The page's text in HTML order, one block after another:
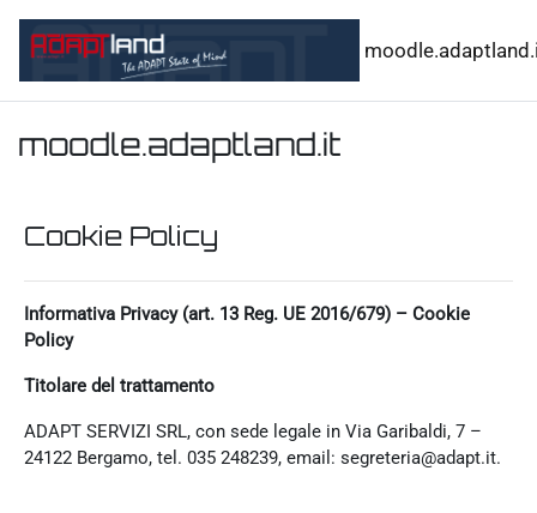
moodle.adaptland.it
Cookie Policy
Informativa Privacy (art. 13 Reg. UE 2016/679) – Cookie
Policy
Titolare del trattamento
ADAPT SERVIZI SRL, con sede legale in Via Garibaldi, 7 –
24122 Bergamo, tel. 035 248239, email: segreteria@adapt.it.